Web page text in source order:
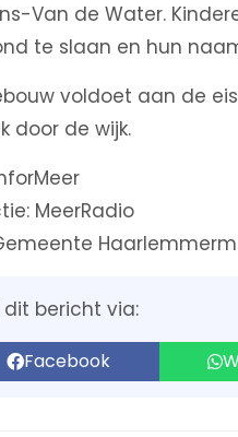
Van de Water.
te slaan en hun
voldoet aan de
door de wijk.
MeerRadio
dit bericht via:
Facebook